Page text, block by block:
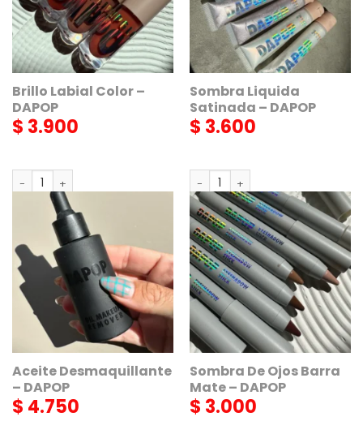
Brillo Labial Color –
DAPOP
$ 3.900
Brillo Labial Color - DAPOP cantidad
AGREGAR
Sombra Liquida
Satinada – DAPOP
$ 3.600
Sombra Liquida Satinada -
AGREGAR
Aceite Desmaquillante
– DAPOP
$ 4.750
Sombra De Ojos Barra
Mate – DAPOP
$ 3.000